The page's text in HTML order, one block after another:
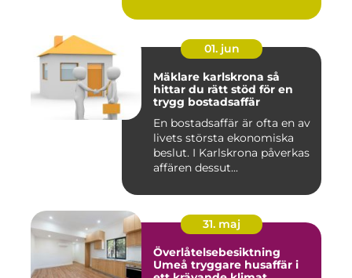
01. jun
Mäklare karlskrona så
hittar du rätt stöd för en
trygg bostadsaffär
En bostadsaffär är ofta en av
livets största ekonomiska
beslut. I Karlskrona påverkas
affären dessut...
31. maj
Överlåtelsebesiktning
Umeå tryggare husaffär i